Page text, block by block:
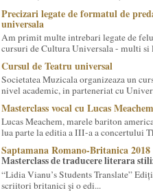
Precizari legate de formatul de
universala
Am primit multe intrebari legate de
cursuri de Cultura Universala - multi si
Cursul de Teatru universal
Societatea Muzicala organizeaza un
nivel academic, in parteneriat cu
Masterclass vocal cu Lucas
Lucas Meachem, marele bariton
lua parte la editia a III-a a concertului
Saptamana Romano-Britanica 2018
Masterclass de traducere literara
“Lidia Vianu’s Students Translate”
scriitori britanici şi o edi...